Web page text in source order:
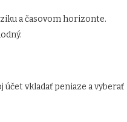
a časovom horizonte.
vkladať peniaze a vyberať